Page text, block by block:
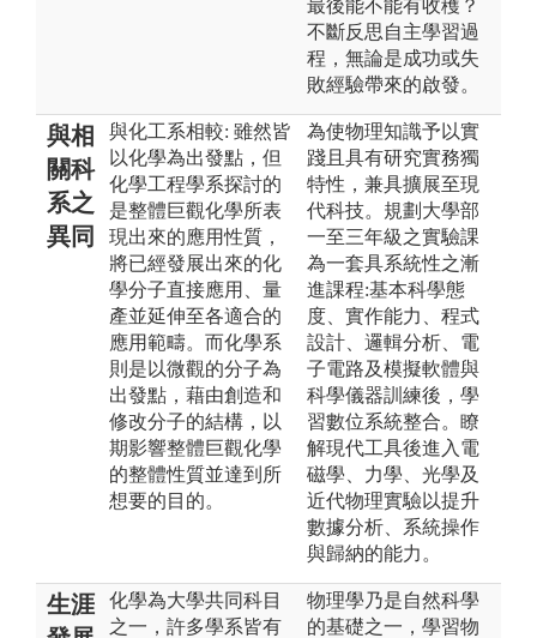
最後能不能有收穫？
不斷反思自主學習過
程，無論是成功或失
敗經驗帶來的啟發。
與相
關科
系之
異同
與化工系相較: 雖然皆
以化學為出發點，但
化學工程學系探討的
是整體巨觀化學所表
現出來的應用性質，
將已經發展出來的化
學分子直接應用、量
產並延伸至各適合的
應用範疇。而化學系
則是以微觀的分子為
出發點，藉由創造和
修改分子的結構，以
期影響整體巨觀化學
的整體性質並達到所
想要的目的。
為使物理知識予以實
踐且具有研究實務獨
特性，兼具擴展至現
代科技。規劃大學部
一至三年級之實驗課
為一套具系統性之漸
進課程:基本科學態
度、實作能力、程式
設計、邏輯分析、電
子電路及模擬軟體與
科學儀器訓練後，學
習數位系統整合。瞭
解現代工具後進入電
磁學、力學、光學及
近代物理實驗以提升
數據分析、系統操作
與歸納的能力。
生涯
化學為大學共同科目
之一，許多學系皆有
物理學乃是自然科學
的基礎之一，學習物